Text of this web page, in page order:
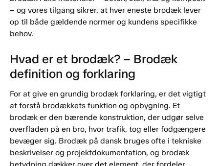
– og vores tilgang sikrer, at hver eneste brodæk lever
op til både gældende normer og kundens specifikke
behov.
Hvad er et brodæk? – Brodæk
definition og forklaring
For at give en grundig brodæk forklaring, er det vigtigt
at forstå brodækkets funktion og opbygning. Et
brodæk er den bærende konstruktion, der udgør selve
overfladen på en bro, hvor trafik, tog eller fodgængere
bevæger sig. Brodæk på dansk bruges ofte i tekniske
beskrivelser og projektdokumentation, og brodæk
betydning dækker over det element, der fordeler